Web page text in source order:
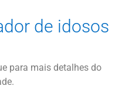
de idosos
para mais detalhes do